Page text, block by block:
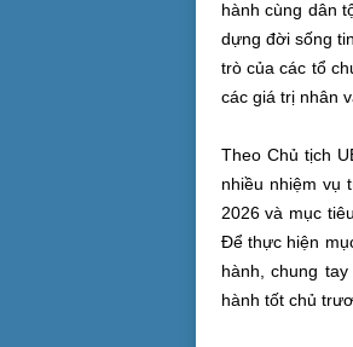
hành cùng dân
dựng đời sống
trò của các tổ
các giá trị nhân
Theo Chủ tịch
nhiều nhiệm vụ
2026 và mục
Để thực hiện
hành, chung
hành tốt chủ